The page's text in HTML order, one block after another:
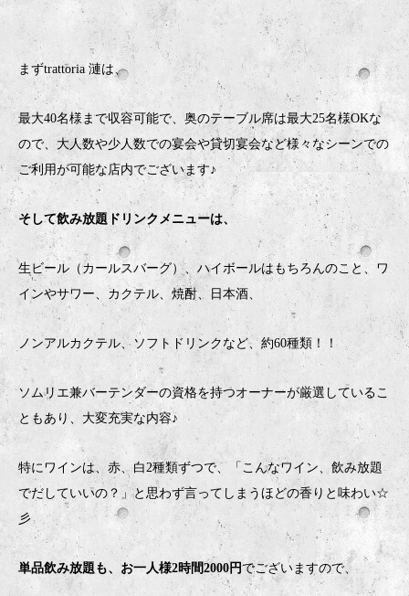
まずtrattoria 漣は、
最大40名様まで収容可能で、奥のテーブル席は最大25名様OKな
ので、大人数や少人数での宴会や貸切宴会など様々なシーンでの
ご利用が可能な店内でございます♪
そして飲み放題ドリンクメニューは、
生ビール（カールスバーグ）、ハイボールはもちろんのこと、ワ
インやサワー、カクテル、焼酎、日本酒、
ノンアルカクテル、ソフトドリンクなど、約60種類！！
ソムリエ兼バーテンダーの資格を持つオーナーが厳選しているこ
ともあり、大変充実な内容♪
特にワインは、赤、白2種類ずつで、「こんなワイン、飲み放題
でだしていいの？」と思わず言ってしまうほどの香りと味わい☆
彡
単品飲み放題も、お一人様2時間2000円でございますので、